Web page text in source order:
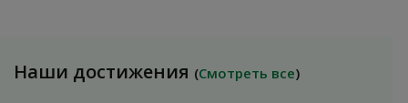
Наши достижения (Смотреть все)